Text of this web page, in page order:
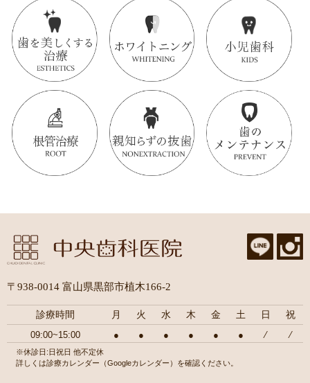
〒938-0014 富山県黒部市植木166-2
診療時間 月 火 水 木 金 土 日 祝
09:00~15:00 ● ● ● ● ● ● ⁄ ⁄
※休診日:日祝日 他不定休
詳しくは診療カレンダー（Googleカレンダー）を確認ください。